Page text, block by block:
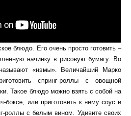
блюдо. Его очень просто готовить –
начинку в рисовую бумагу. Во
«нэмы». Величайший Марко
спринг-роллы с овощной
Такое блюдо можно взять с собой на
боксе, или приготовить к нему соус и
роллы с белым вином. Удивите своих